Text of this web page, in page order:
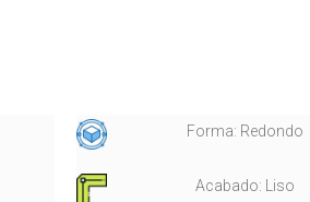
Forma: Redondo
Acabado: Liso